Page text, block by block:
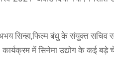
सिन्हा,फिल्म बंधु के संयुक्त सचिव
कार्यक्रम में सिनेमा उद्योग के कई